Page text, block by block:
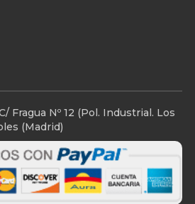
Fragua Nº 12 (Pol. Industrial. Los
(Madrid)